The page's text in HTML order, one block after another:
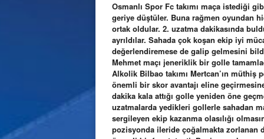
Osmanlı Spor Fc takımı maça istediği
geriye düştüler. Buna rağmen oyundan
ortak oldular. 2. uzatma dakikasında
ayrıldılar. Sahada çok koşan ekip iyi
değerlendiremese de galip gelmesini
Mehmet maçı jeneriklik bir golle
Alkolik Bilbao takımı Mertcan’ın müthiş
önemli bir skor avantajı eline
dakika kala attığı golle yeniden öne
uzatmalarda yedikleri gollerle sahadan
sergileyen ekip kazanma olasılığı
pozisyonda ileride çoğalmakta zorlanan